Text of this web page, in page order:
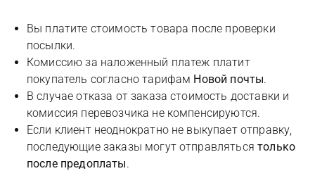
Вы платите стоимость товара после проверки
посылки.
Комиссию за наложенный платеж платит
покупатель согласно тарифам Новой почты.
В случае отказа от заказа стоимость доставки и
комиссия перевозчика не компенсируются.
Если клиент неоднократно не выкупает отправку,
последующие заказы могут отправлятьсятолько
после предоплаты.